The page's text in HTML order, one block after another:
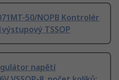
50/NOPB Kontrolér
TSSOP
napětí